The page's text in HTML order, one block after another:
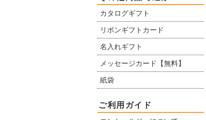
カタログギフト
リボンギフトカード
名入れギフト
メッセージカード【無料】
紙袋
ご利用ガイド